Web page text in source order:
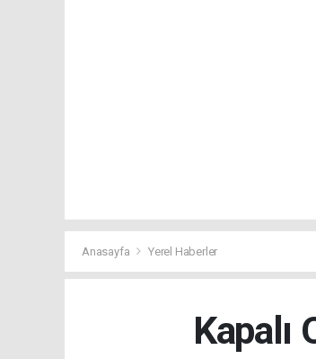
Anasayfa Yerel Haberler